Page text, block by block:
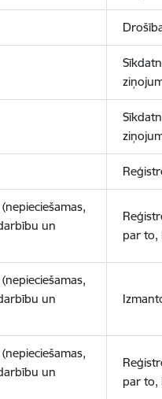
un
par to,
un
un
par to,